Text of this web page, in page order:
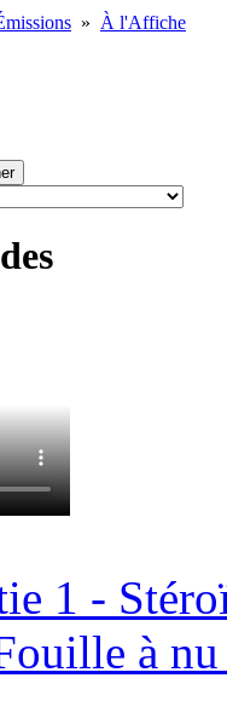
» À l'Affiche
1 -
à nu